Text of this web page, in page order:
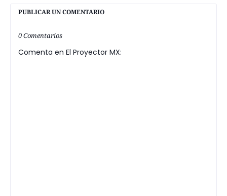
PUBLICAR UN COMENTARIO
0 Comentarios
Comenta en El Proyector MX: